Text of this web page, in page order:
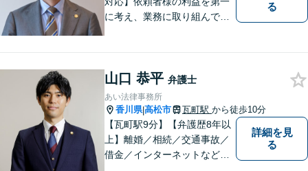
に考え、業務に取り組んでお
事件・交通事故・不動産問題
など幅広く対応。即日対応も
可能。まずはお気軽にご相談
ください。
る
山口 恭平 弁護士
あい法律事務所
香川県|高松市 瓦町駅 から徒歩10分
【瓦町駅9分】【弁護歴8年以
上】離婚／相続／交通事故／
借金／インターネットなど幅
詳細を見
る